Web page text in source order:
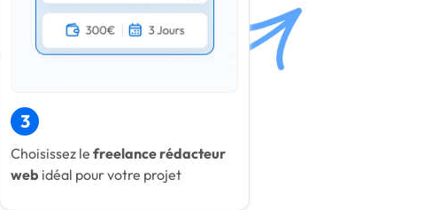
3
Choisissez lefreelance rédacteur
web idéal pour votre projet